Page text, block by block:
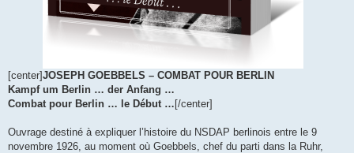
[center]JOSEPH GOEBBELS – COMBAT POUR BERLIN
Kampf um Berlin … der Anfang …
Combat pour Berlin … le Début …[/center]
Ouvrage destiné à expliquer l’histoire du NSDAP berlinois entre le 9
novembre 1926, au moment où Goebbels, chef du parti dans la Ruhr,